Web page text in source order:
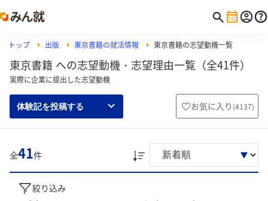
トップ 出版 東京書籍の就活情報 東京書籍の志望動機一覧
東京書籍 への志望動機・志望理由一覧（全41件）
実際に企業に提出した志望動機
体験記を投稿する お気に入り (4137)
全41件
絞り込み